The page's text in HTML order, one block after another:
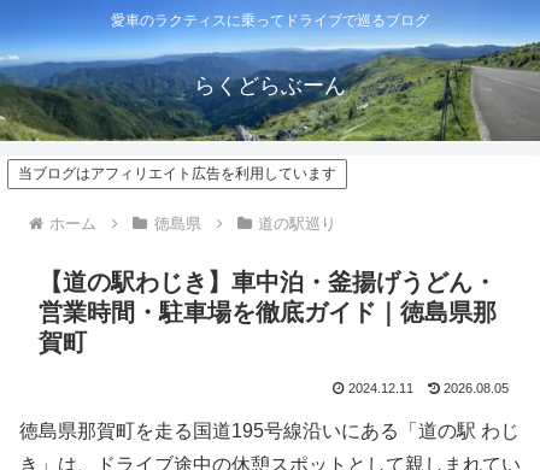
愛車のラクティスに乗ってドライブで巡るブログ
らくどらぶーん
当ブログはアフィリエイト広告を利用しています
ホーム 徳島県 道の駅巡り
【道の駅わじき】車中泊・釜揚げうどん・
営業時間・駐車場を徹底ガイド｜徳島県那
賀町
2024.12.11 2026.08.05
徳島県那賀町を走る国道195号線沿いにある「道の駅 わじ
き」は、ドライブ途中の休憩スポットとして親しまれてい